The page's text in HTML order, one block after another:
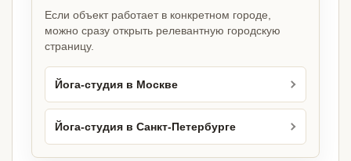
Если объект работает в конкретном городе,
можно сразу открыть релевантную городскую
страницу.
Йога-студия в Москве
Йога-студия в Санкт-Петербурге